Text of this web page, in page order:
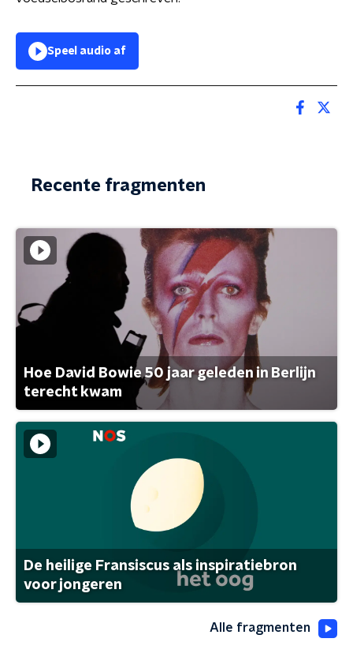
Speel audio af
Recente fragmenten
Hoe David Bowie 50 jaar geleden in Berlijn
terecht kwam
De heilige Fransiscus als inspiratiebron
voor jongeren
Alle fragmenten